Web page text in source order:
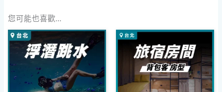
您可能也喜歡…